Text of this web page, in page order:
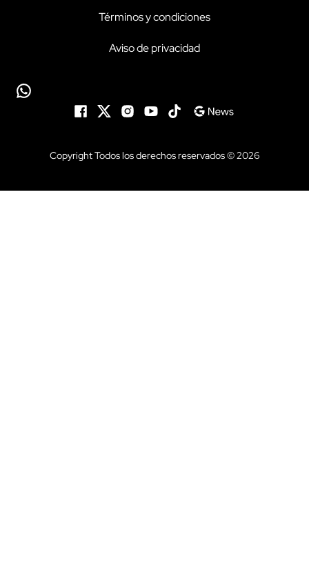
Términos y condiciones
Aviso de privacidad
Copyright Todos los derechos reservados © 2026